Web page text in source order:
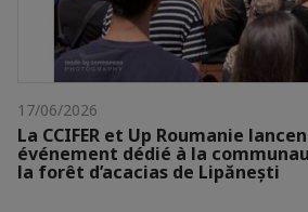
17/06/2026
La CCIFER et Up Roumanie
événement dédié à la
la forêt d’acacias de Lipănești